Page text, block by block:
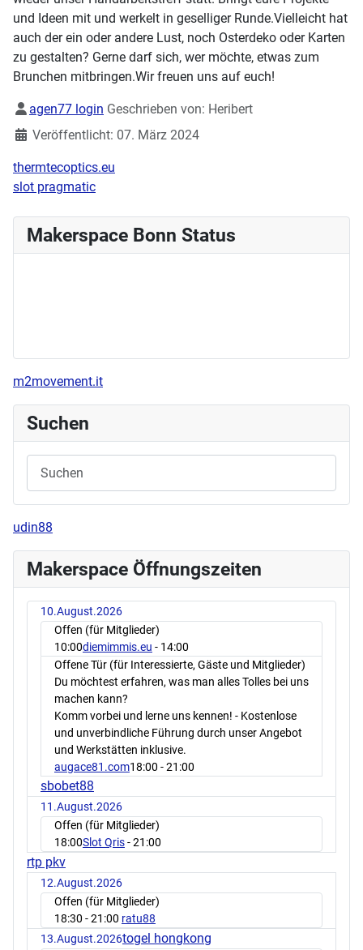
und Ideen mit und werkelt in geselliger Runde.Vielleicht hat
auch der ein oder andere Lust, noch Osterdeko oder Karten
zu gestalten? Gerne darf sich, wer möchte, etwas zum
Brunchen mitbringen.Wir freuen uns auf euch!
Details
agen77 login Geschrieben von: Heribert
Veröffentlicht: 07. März 2024
thermtecoptics.eu
slot pragmatic
Makerspace Bonn Status
m2movement.it
Suchen
udin88
Makerspace Öffnungszeiten
10.August.2026
Offen (für Mitglieder)
10:00diemimmis.eu - 14:00
Offene Tür (für Interessierte, Gäste und Mitglieder)
Du möchtest erfahren, was man alles Tolles bei uns
machen kann?
Komm vorbei und lerne uns kennen! - Kostenlose
und unverbindliche Führung durch unser Angebot
und Werkstätten inklusive.
augace81.com18:00 - 21:00
sbobet88
11.August.2026
Offen (für Mitglieder)
18:00Slot Qris- 21:00
rtp pkv
12.August.2026
Offen (für Mitglieder)
18:30 - 21:00 ratu88
13.August.2026togel hongkong